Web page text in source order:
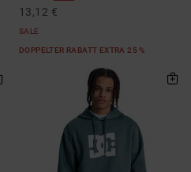
13,12 €
SALE
DOPPELTER RABATT EXTRA 25 %